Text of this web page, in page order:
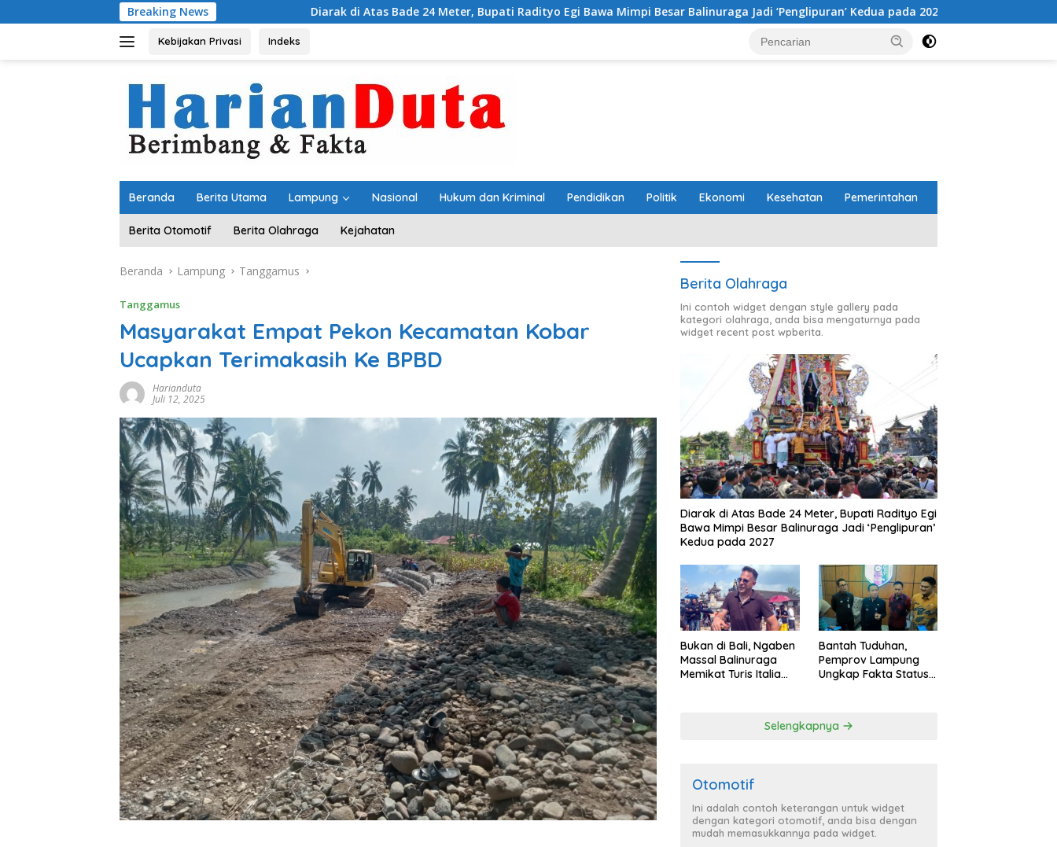
ke
Breaking NewsDiarak di Atas Bade 24 Meter, Bupati Radityo Egi Bawa Mimpi Besar Balinuraga Jadi ‘Penglipuran’ Kedua pada 2027 Bukan di Bali, Ngaben Massal
Kebijakan Privasi Indeks
Beranda Berita Utama Lampung Nasional Hukum dan Kriminal Pendidikan Politik Ekonomi Kesehatan Pemerintahan
Berita Otomotif Berita Olahraga Kejahatan
Beranda Lampung Tanggamus
Tanggamus
Masyarakat Empat Pekon Kecamatan Kobar
Ucapkan Terimakasih Ke BPBD
Harianduta
Juli 12, 2025
Berita Olahraga
Ini contoh widget dengan style gallery pada
kategori olahraga, anda bisa mengaturnya pada
widget recent post wpberita.
Diarak di Atas Bade 24 Meter, Bupati Radityo Egi
Bawa Mimpi Besar Balinuraga Jadi ‘Penglipuran’
Kedua pada 2027
Bukan di Bali, Ngaben
Massal Balinuraga
Memikat Turis Italia
Bantah Tuduhan,
Pemprov Lampung
Ungkap Fakta Status
Selengkapnya
Otomotif
Ini adalah contoh keterangan untuk widget
dengan kategori otomotif, anda bisa dengan
mudah memasukkannya pada widget.